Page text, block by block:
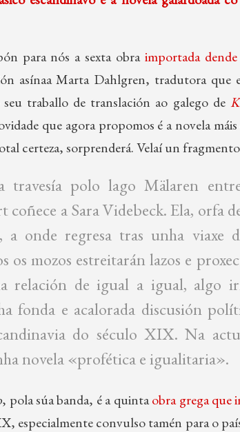
para nós a sexta obra importada
asínaa Marta Dahlgren, tradutora que
traballo de translación ao galego de
que agora propomos é a novela
certeza, sorprenderá. Velaí un
travesía polo lago Mälaren
coñece a Sara Videbeck. Ela, orfa
a onde regresa tras unha viaxe
os mozos estreitarán lazos e
relación de igual a igual, algo
fonda e acalorada discusión
do século XIX. Na
novela «profética e igualitaria».
, pola súa banda, é a quintaobra grega que
especialmente convulso tamén para o